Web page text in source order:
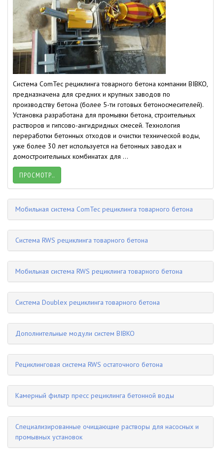
Система ComTec рециклинга товарного бетона компании BIBKO,
предназначена для средних и крупных заводов по
производству бетона (более 5-ти готовых бетоносмесителей).
Установка разработана для промывки бетона, строительных
растворов и гипсово-ангидридных смесей. Технология
переработки бетонных отходов и очистки технической воды,
уже более 30 лет используется на бетонных заводах и
домостроительных комбинатах для ...
ПРОСМОТР..
Мобильная система ComTec рециклинга товарного бетона
Система RWS рециклинга товарного бетона
Мобильная система RWS рециклинга товарного бетона
Система Doublex рециклинга товарного бетона
Дополнительные модули систем BIBKO
Рециклинговая система RWS остаточного бетона
Камерный фильтр пресс рециклинга бетонной воды
Специализированные очищающие растворы для насосных и
промывных установок